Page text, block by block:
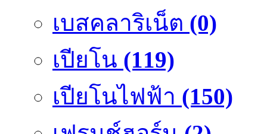
เบสคลาริเน็ต (0)
เปียโน (119)
เปียโนไฟฟ้า (150)